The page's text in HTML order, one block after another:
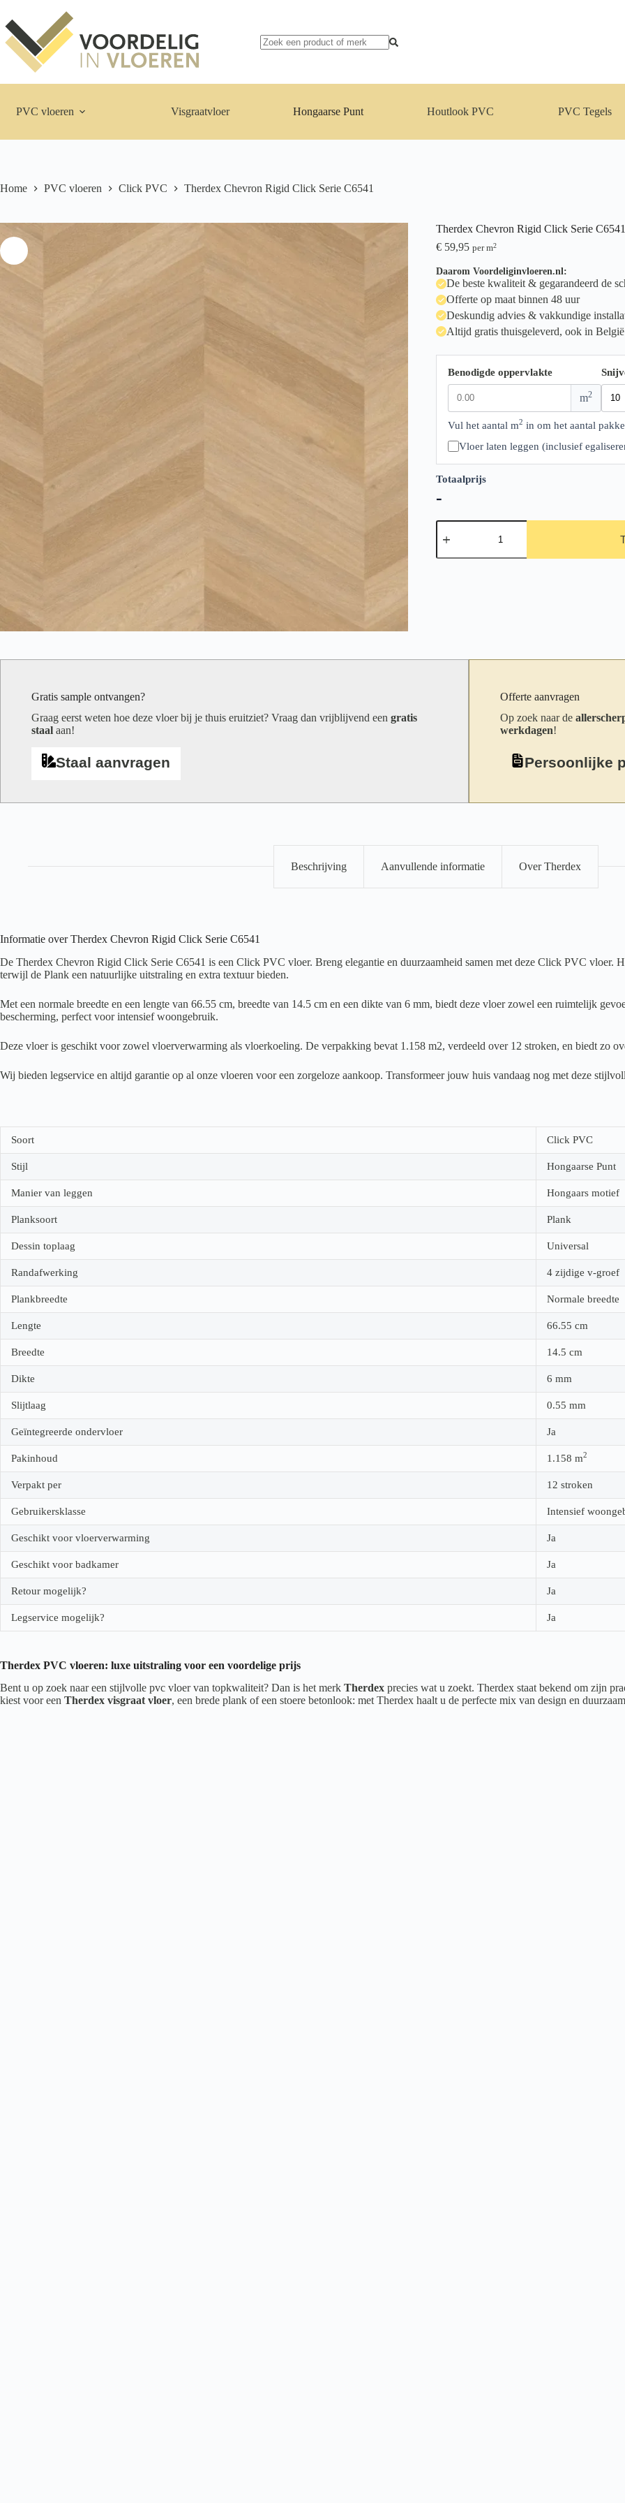
naar
de
inhoud
PVC vloeren Visgraatvloer Hongaarse Punt Houtlook PVC PVC Tegels
Home PVC vloeren Click PVC Therdex Chevron Rigid Click Serie C6541
Therdex Chevron Rigid Click Serie C6541
€59,95 per m2
Daarom Voordeliginvloeren.nl:
De beste kwaliteit & gegarandeerd de
Offerte op maat binnen 48 uur
Deskundig advies & vakkundige
Altijd gratis thuisgeleverd, ook in België
Benodigde oppervlakte
m2
Vul het aantal m2 in om het aantal
Vloer laten leggen (inclusief
Totaalprijs
-
Therdex
Chevron
Click
Gratis sample ontvangen?
Graag eerst weten hoe deze vloer bij je thuis eruitziet? Vraag dan vrijblijvend een gratis
staal aan!
Staal aanvragen
Offerte aanvragen
Op zoek naar de
werkdagen!
Persoonlijke
Beschrijving Aanvullende informatie Over Therdex
Informatie over Therdex Chevron Rigid Click Serie C6541
De Therdex Chevron Rigid Click Serie C6541 is een Click PVC vloer. Breng elegantie en duurzaamheid samen met deze Click PVC vloer.
terwijl de Plank een natuurlijke uitstraling en extra textuur bieden.
Met een normale breedte en een lengte van 66.55 cm, breedte van 14.5 cm en een dikte van 6 mm, biedt deze vloer zowel een ruimtelijk
bescherming, perfect voor intensief woongebruik.
Deze vloer is geschikt voor zowel vloerverwarming als vloerkoeling. De verpakking bevat 1.158 m2, verdeeld over 12 stroken, en biedt zo
Wij bieden legservice en altijd garantie op al onze vloeren voor een zorgeloze aankoop. Transformeer jouw huis vandaag nog met deze
Soort Click PVC
Stijl Hongaarse Punt
Manier van leggen Hongaars motief
Planksoort Plank
Dessin toplaag Universal
Randafwerking 4 zijdige v-groef
Plankbreedte Normale breedte
Lengte 66.55 cm
Breedte 14.5 cm
Dikte 6 mm
Slijtlaag 0.55 mm
Geïntegreerde ondervloer Ja
Pakinhoud 1.158 m2
Verpakt per 12 stroken
Gebruikersklasse Intensief
Geschikt voor vloerverwarming Ja
Geschikt voor badkamer Ja
Retour mogelijk? Ja
Legservice mogelijk? Ja
Therdex PVC vloeren: luxe uitstraling voor een voordelige prijs
Bent u op zoek naar een stijlvolle pvc vloer van topkwaliteit? Dan is het merk Therdex precies wat u zoekt. Therdex staat bekend om zijn
kiest voor een Therdex visgraat vloer, een brede plank of een stoere betonlook: met Therdex haalt u de perfecte mix van design en